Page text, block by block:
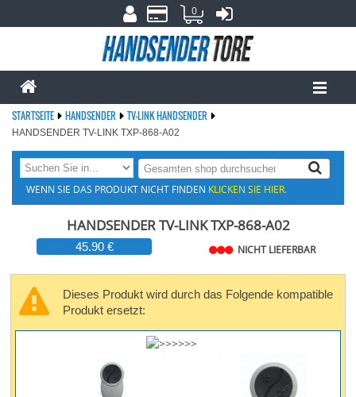
0
STARTSEITE HANDSENDER TV-LINK HANDSENDER
HANDSENDER TV-LINK TXP-868-A02
WENN SIE DAS PRODUKT NICHT FINDEN KLICKEN SIE HIER.
HANDSENDER TV-LINK TXP-868-A02
45.90 € NICHT LIEFERBAR
Dieses Produkt wird durch das Folgende kompatible
Produkt ersetzt: